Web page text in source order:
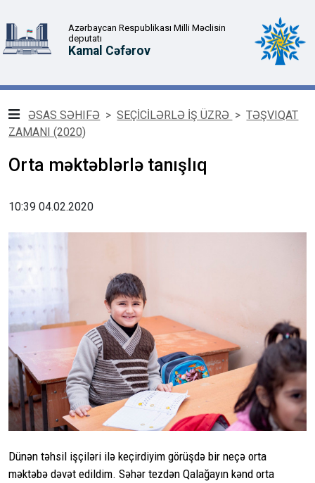
Azərbaycan Respublikası Milli Məclisin
deputatı
Kamal Cəfərov
ƏSAS SƏHIFƏ > SEÇİCİLƏRLƏ İŞ ÜZRƏ > TƏŞVIQAT
ZAMANI (2020)
Orta məktəblərlə tanışlıq
10:39 04.02.2020
Dünən təhsil işçiləri ilə keçirdiyim görüşdə bir neçə orta
məktəbə dəvət edildim. Səhər tezdən Qalağayın kənd orta